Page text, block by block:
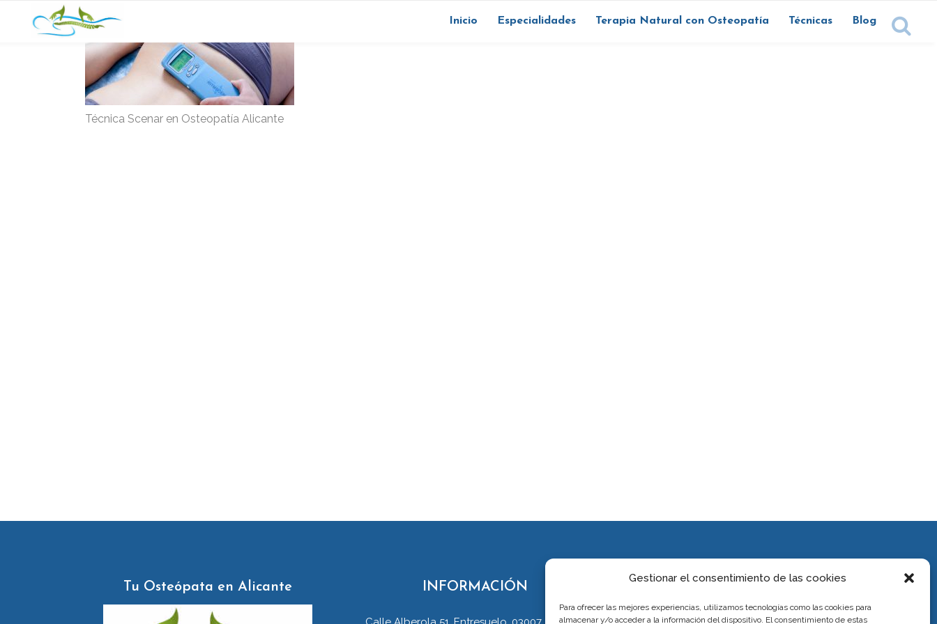
Gestionar el consentimiento de las cookies
Para ofrecer las mejores experiencias, utilizamos tecnologías como las cookies para
almacenar y/o acceder a la información del dispositivo. El consentimiento de estas
Inicio Especialidades Terapia Natural con Osteopatía Técnicas Blog
Técnica Scenar en Osteopatía Alicante
Tu Osteópata en Alicante INFORMACIÓN